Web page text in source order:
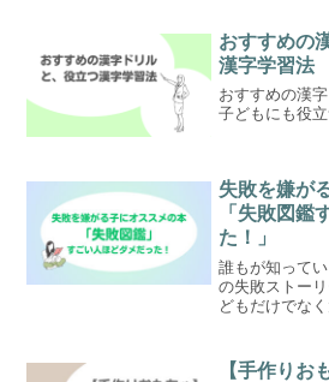
おすすめの
漢字学習法
おすすめの漢
子どもにも役
失敗を嫌が
「失敗図鑑
た！」
誰もが知って
の失敗ストー
どもだけでな
【手作りお